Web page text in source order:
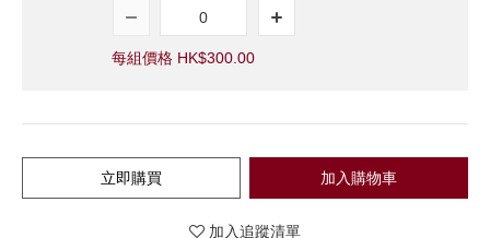
每組價格 HK$300.00
加入購物車
立即購買
加入追蹤清單